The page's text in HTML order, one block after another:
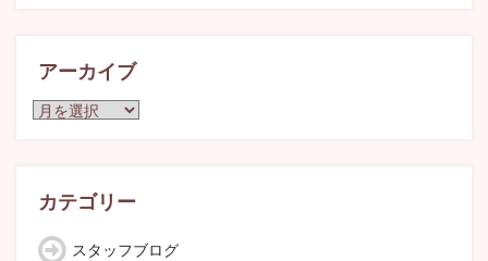
アーカイブ
ア
ブ
カテゴリー
スタッフブログ